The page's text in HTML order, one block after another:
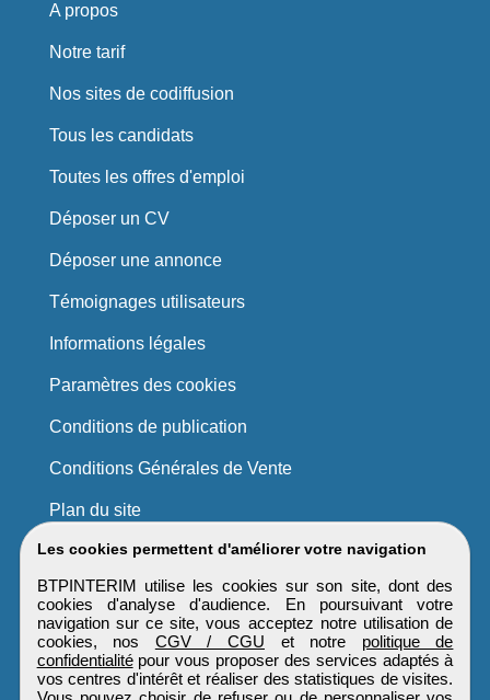
Les cookies permettent d'améliorer votre navigation
BTPINTERIM utilise les cookies sur son site, dont des
cookies d'analyse d'audience. En poursuivant votre
navigation sur ce site, vous acceptez notre utilisation de
cookies, nos CGV / CGU et notre politique de
confidentialitépour vous proposer des services adaptés à
vos centres d'intérêt et réaliser des statistiques de visites.
A propos
Notre tarif
Nos sites de codiffusion
Tous les candidats
Toutes les offres d'emploi
Déposer un CV
Déposer une annonce
Témoignages utilisateurs
Informations légales
Paramètres des cookies
Conditions de publication
Conditions Générales de Vente
Plan du site